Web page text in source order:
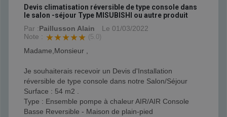
Devis climatisation réversible de type console dans
le salon -séjour Type MISUBISHI ou autre produit
Par :Paillusson Alain Le 01/03/2022
Note : ★★★★★ (5.0)
Madame,Monsieur ,
Je souhaiterais recevoir un Devis d'Installation
réversible de type console dans notre Salon/Séjour
Surface : 54 m2 .
Type : Ensemble pompe à chaleur AIR/AIR Console
Basse Reversible - Maison de plain-pied